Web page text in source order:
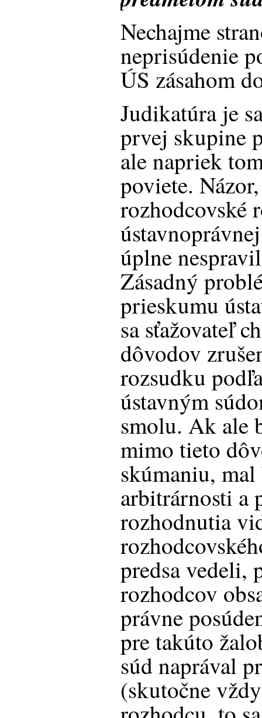
Nechajme
neprisúdenie
ÚS zásahom
Judikatúra je
prvej skupine
ale napriek
poviete.
rozhodcovské
úplne
Zásadný
prieskumu
sa sťažovateľ
dôvodov
rozsudku
ústavným
smolu. Ak ale
mimo tieto
skúmaniu, mal
arbitrárnosti a
rozhodnutia
predsa vedeli,
rozhodcov
právne
pre takúto
súd naprával
(skutočne